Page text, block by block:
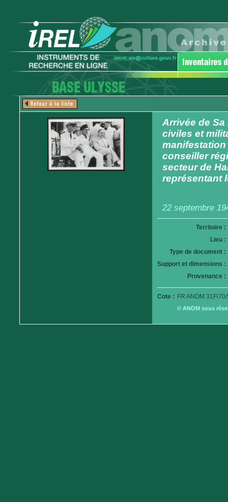
Arrivée de
civiles et
manifestation
conseiller
secteur de
représentant
22 septembre
Territoire :
Lieu :
Type de document :
Support et dimensions :
Provenance :
Cote : FR ANOM
© ANOM sous